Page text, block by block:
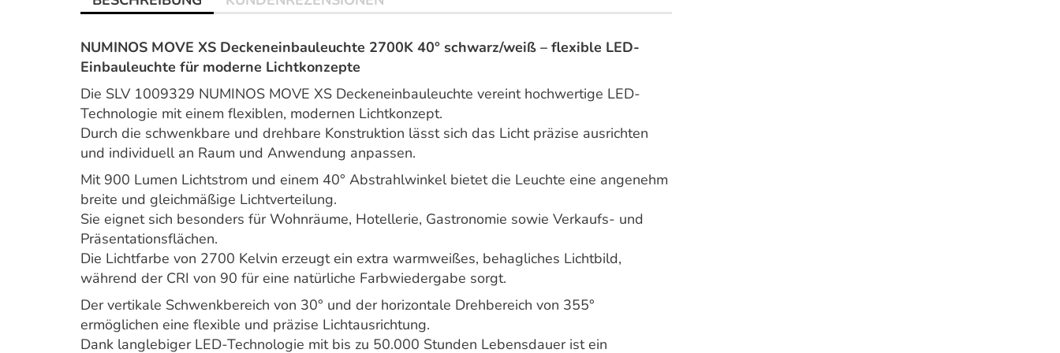
NUMINOS MOVE XS Deckeneinbauleuchte 2700K 40° schwarz/weiß – flexible LED-
Einbauleuchte für moderne Lichtkonzepte
Die SLV 1009329 NUMINOS MOVE XS Deckeneinbauleuchte vereint hochwertige LED-
Technologie mit einem flexiblen, modernen Lichtkonzept.
Durch die schwenkbare und drehbare Konstruktion lässt sich das Licht präzise ausrichten
und individuell an Raum und Anwendung anpassen.
Mit 900 Lumen Lichtstrom und einem 40° Abstrahlwinkel bietet die Leuchte eine angenehm
breite und gleichmäßige Lichtverteilung.
Sie eignet sich besonders für Wohnräume, Hotellerie, Gastronomie sowie Verkaufs- und
Präsentationsflächen.
Die Lichtfarbe von 2700 Kelvin erzeugt ein extra warmweißes, behagliches Lichtbild,
während der CRI von 90 für eine natürliche Farbwiedergabe sorgt.
Der vertikale Schwenkbereich von 30° und der horizontale Drehbereich von 355°
ermöglichen eine flexible und präzise Lichtausrichtung.
Dank langlebiger LED-Technologie mit bis zu 50.000 Stunden Lebensdauer ist ein